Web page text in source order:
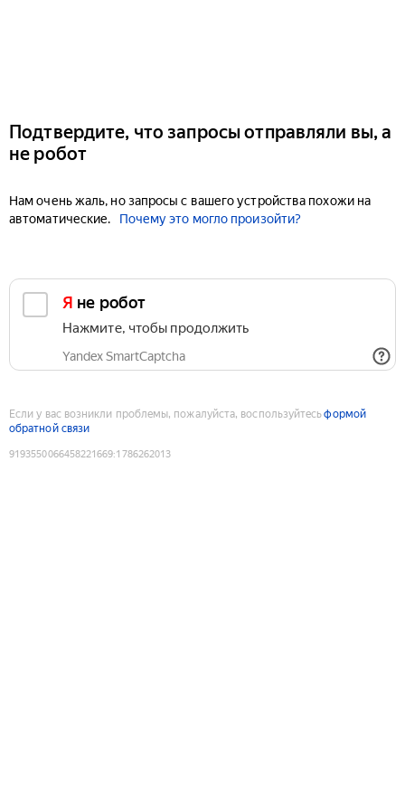
Подтвердите, что запросы отправляли вы, а
не робот
Нам очень жаль, но запросы с вашего устройства похожи на
автоматические.
Почему это могло произойти?
Я не робот
Нажмите, чтобы продолжить
Yandex SmartCaptcha
Если у вас возникли проблемы, пожалуйста, воспользуйтесьформой
обратной связи
9193550066458221669:1786262013